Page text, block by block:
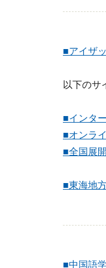
■アイザ
以下のサ
■インタ
■オンラ
■全国展
■東海地
■中国語